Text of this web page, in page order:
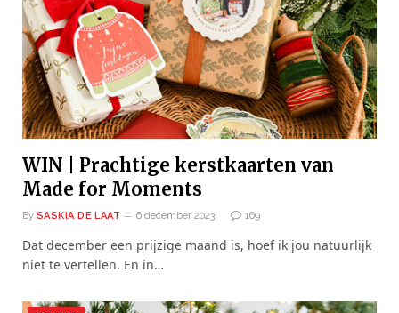
WIN | Prachtige kerstkaarten van
Made for Moments
By SASKIA DE LAAT 6 december 2023 169
Dat december een prijzige maand is, hoef ik jou natuurlijk
niet te vertellen. En in…